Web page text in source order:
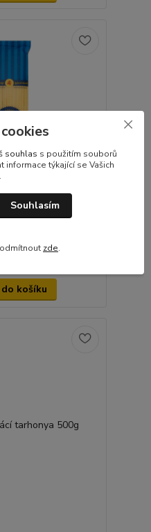
košíku
souhlas s použitím souborů
informace týkající se Vašich
Souhlasím
zde.